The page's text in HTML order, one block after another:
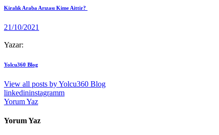
Kiralık Araba Arızası Kime Aittir?
21/10/2021
Yazar:
Yolcu360 Blog
View all posts byYolcu360 Blog
linkedininstagramm
Yorum Yaz
Yorum Yaz